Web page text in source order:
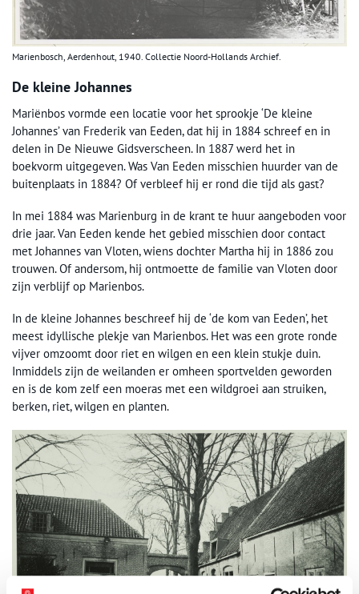
Marienbosch, Aerdenhout, 1940. Collectie Noord-Hollands Archief.
De kleine Johannes
Mariënbos vormde een locatie voor het sprookje ‘De kleine
Johannes’ van Frederik van Eeden, dat hij in 1884 schreef en in
delen in De Nieuwe Gidsverscheen. In 1887 werd het in
boekvorm uitgegeven. Was Van Eeden misschien huurder van de
buitenplaats in 1884? Of verbleef hij er rond die tijd als gast?
In mei 1884 was Marienburg in de krant te huur aangeboden voor
drie jaar. Van Eeden kende het gebied misschien door contact
met Johannes van Vloten, wiens dochter Martha hij in 1886 zou
trouwen. Of andersom, hij ontmoette de familie van Vloten door
zijn verblijf op Marienbos.
In de kleine Johannes beschreef hij de ‘de kom van Eeden’, het
meest idyllische plekje van Marienbos. Het was een grote ronde
vijver omzoomt door riet en wilgen en een klein stukje duin.
Inmiddels zijn de weilanden er omheen sportvelden geworden
en is de kom zelf een moeras met een wildgroei aan struiken,
berken, riet, wilgen en planten.